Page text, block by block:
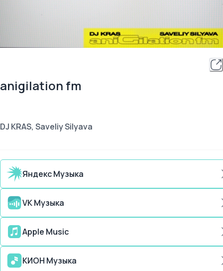
anigilation fm
DJ KRAS, Saveliy Silyava
Яндекс Музыка
VK Музыка
Apple Music
КИОН Музыка